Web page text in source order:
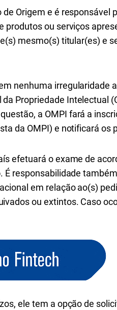
Origem e é responsável
produtos ou serviços
mesmo(s) titular(es) e
nenhuma irregularidade
Propriedade Intelectual
a OMPI fará a
da OMPI) e notificará os
efetuará o exame de
É responsabilidade
em relação ao(s)
ou extintos. Caso
ele tem a opção de